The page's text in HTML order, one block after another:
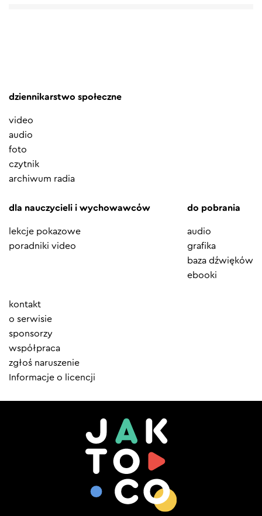
dziennikarstwo społeczne
video
audio
foto
czytnik
archiwum radia
dla nauczycieli i wychowawców
lekcje pokazowe
poradniki video
do pobrania
audio
grafika
baza dźwięków
ebooki
Element
menu
kontakt
o serwisie
sponsorzy
współpraca
zgłoś naruszenie
Informacje o licencji